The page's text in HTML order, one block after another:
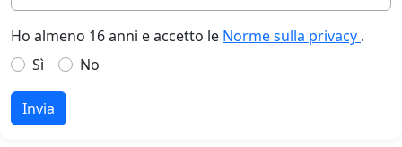
Ho almeno 16 anni e accetto le Norme sulla privacy .
Sì
No
Invia